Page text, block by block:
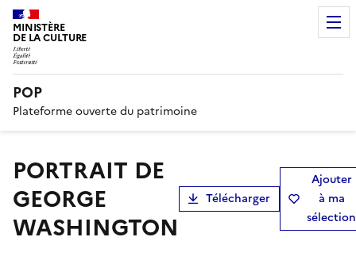
MINISTÈRE
DE LA CULTURE
POP
Plateforme ouverte du patrimoine
PORTRAIT DE
GEORGE
WASHINGTON
Télécharger
Ajouter
à ma
sélection